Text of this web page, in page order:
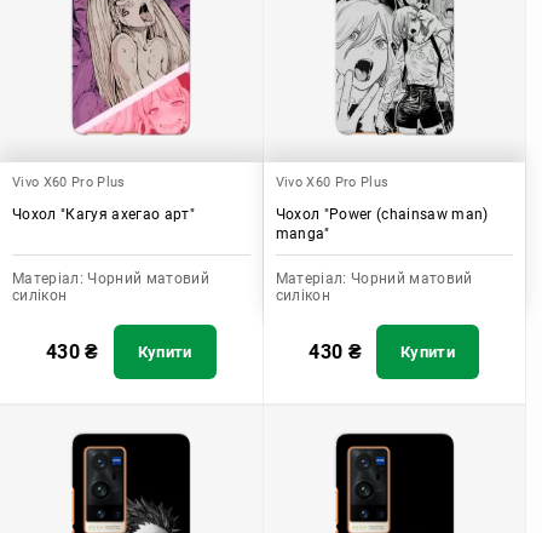
Vivo X60 Pro Plus
Чохол "Кагуя ахегао арт"
Матеріал: Чорний матовий
силікон
430₴ Купити
Vivo X60 Pro Plus
Чохол "Power (chainsaw man)
manga"
Матеріал: Чорний матовий
силікон
430 ₴ Купити